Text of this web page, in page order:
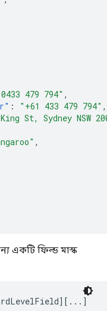
479 794" ,
: "+61 433 479 794" ,
St, Sydney NSW
,
একটি ফিল্ড মাস্ক